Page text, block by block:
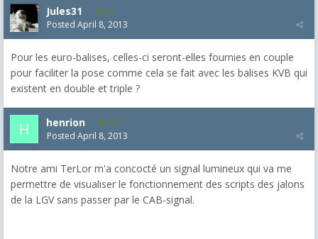
Jules31 44
Posted April 8, 2013
Pour les euro-balises, celles-ci seront-elles fournies en couple
pour faciliter la pose comme cela se fait avec les balises KVB qui
existent en double et triple ?
henrion 101
Posted April 8, 2013
Notre ami TerLor m'a concocté un signal lumineux qui va me
permettre de visualiser le fonctionnement des scripts des jalons
de la LGV sans passer par le CAB-signal.